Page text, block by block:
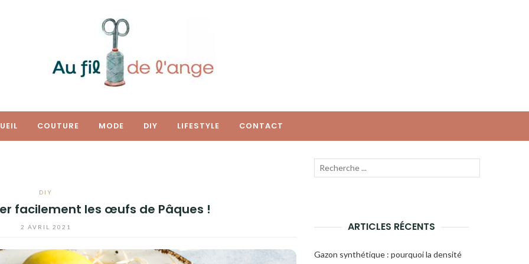
COUTURE MODE DIY LIFESTYLE CONTACT
DIY
facilement les œufs de Pâques !
2 AVRIL 2021
Recherche
ARTICLES RÉCENTS
Gazon synthétique : pourquoi la densité